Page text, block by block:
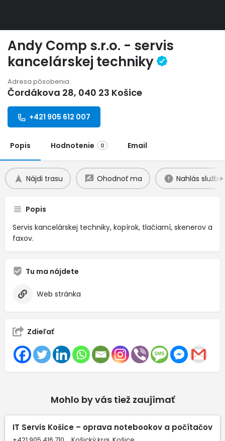
Andy Comp s.r.o. - servis
kancelárskej techniky
Adresa pôsobenia
Čordákova 28, 040 23 Košice
+421 905 612 007
Popis Hodnotenie 0 Email
Nájdi trasu Ohodnoť ma Nahlás službu
Popis
Servis kancelárskej techniky, kopírok, tlačiarní, skenerov a
faxov.
Tu ma nájdete
Web stránka
Zdieľať
Mohlo by vás tiež zaujímať
IT Servis Košice – oprava notebookov a počítačov